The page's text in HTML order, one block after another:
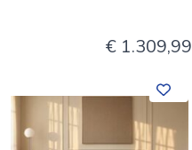
€ 1.309,99